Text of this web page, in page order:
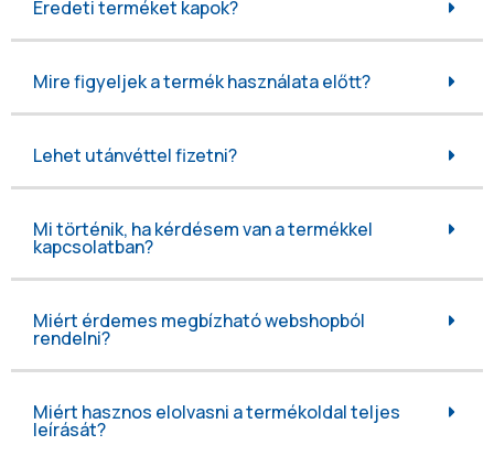
Eredeti terméket kapok?
Mire figyeljek a termék használata előtt?
Lehet utánvéttel fizetni?
Mi történik, ha kérdésem van a termékkel
kapcsolatban?
Miért érdemes megbízható webshopból
rendelni?
Miért hasznos elolvasni a termékoldal teljes
leírását?